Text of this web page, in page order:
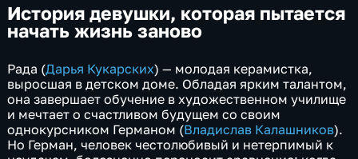
История девушки, которая пытается
начать жизнь заново
Рада (Дарья Кукарских) — молодая керамистка,
выросшая в детском доме. Обладая ярким талантом,
она завершает обучение в художественном училище
и мечтает о счастливом будущем со своим
однокурсником Германом (Владислав Калашников).
Но Герман, человек честолюбивый и нетерпимый к